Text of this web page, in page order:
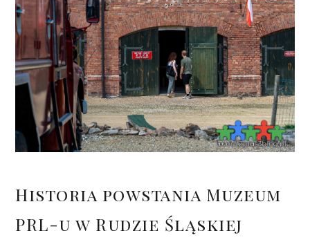
Historia powstania Muzeum
PRL-u w Rudzie Śląskiej